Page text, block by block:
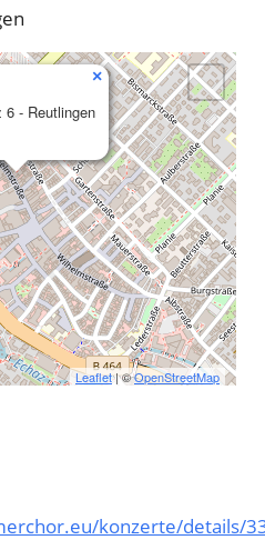
6 - Reutlingen
×
Leaflet| ©OpenStreetMap
konzerte/details/